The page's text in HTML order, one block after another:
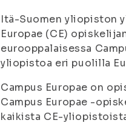
Itä-Suomen yliopiston
Europae (CE)
eurooppalaisessa
yliopistoa eri puolilla
Campus Europae on
Campus Europae -
kaikista CE-